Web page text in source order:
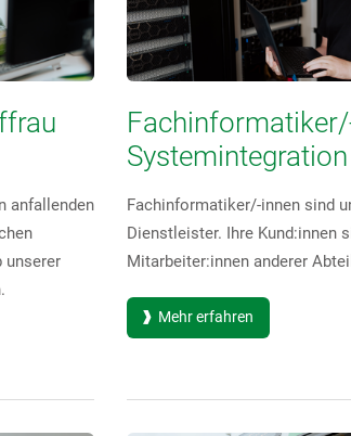
anfallenden
unserer
Fachinformatiker/-innen sind
Dienstleister. Ihre Kund:innen
Mitarbeiter:innen anderer
Mehr erfahren